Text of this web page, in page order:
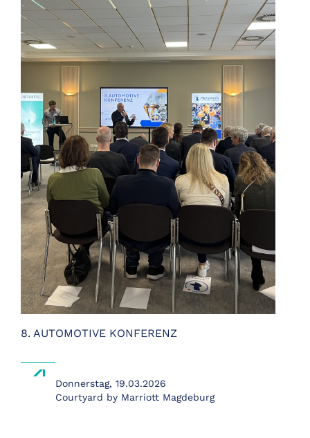
8. AUTOMOTIVE KONFERENZ
Donnerstag, 19.03.2026
Courtyard by Marriott Magdeburg